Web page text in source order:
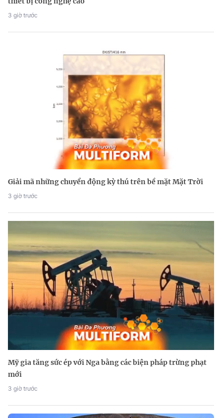
3 giờ trước
Giải mã những chuyển động kỳ thú trên bề mặt Mặt Trời
3 giờ trước
Mỹ gia tăng sức ép với Nga bằng các biện pháp trừng phạt
mới
3 giờ trước